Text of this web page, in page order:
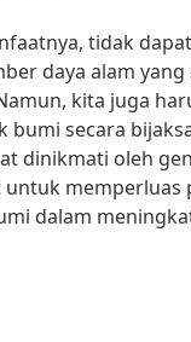
tidak
daya alam
kita juga
bumi secara
dinikmati oleh
memperluas
dalam